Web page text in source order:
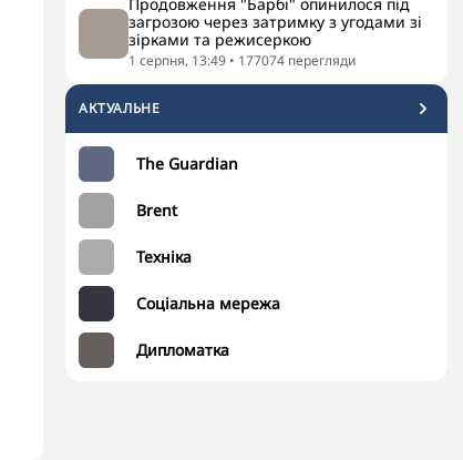
загрозою через затримку з угодами зі
зірками та режисеркою
1 серпня, 13:49 • 177074 перегляди
АКТУАЛЬНЕ
The Guardian
Brent
Техніка
Соціальна мережа
Дипломатка